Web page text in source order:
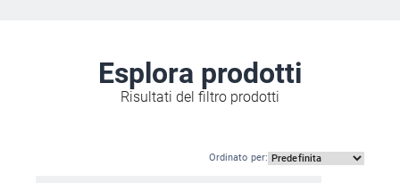
Esplora prodotti
Risultati del filtro prodotti
Ordinato per: